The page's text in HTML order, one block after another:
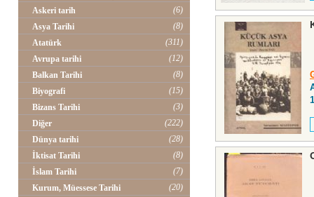
Askeri tarih
(6)
Asya Tarihi
(8)
Atatürk
(311)
Avrupa tarihi
(12)
Balkan Tarihi
(8)
Biyografi
(15)
Bizans Tarihi
(3)
Diğer
(222)
Dünya tarihi
(28)
İktisat Tarihi
(8)
İslam Tarihi
(7)
Kurum, Müessese Tarihi
(20)